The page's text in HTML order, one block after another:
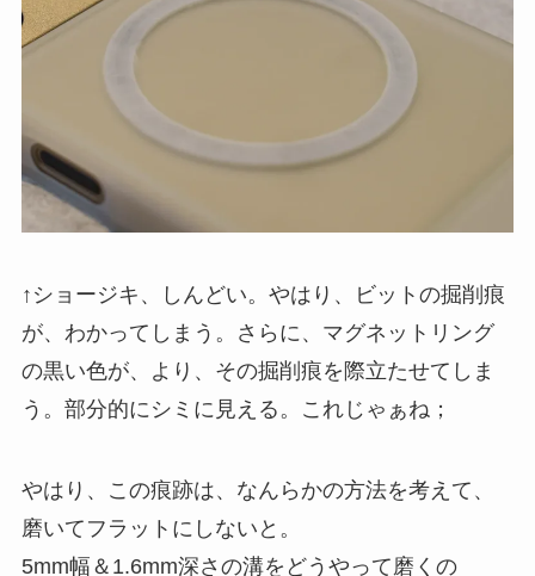
↑ショージキ、しんどい。やはり、ビットの掘削痕
が、わかってしまう。さらに、マグネットリング
の黒い色が、より、その掘削痕を際立たせてしま
う。部分的にシミに見える。これじゃぁね；
やはり、この痕跡は、なんらかの方法を考えて、
磨いてフラットにしないと。
5mm幅＆1.6mm深さの溝をどうやって磨くの